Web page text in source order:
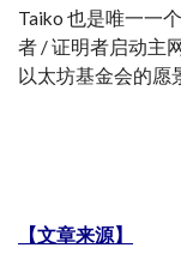
Taiko 也是唯一一
者 / 证明者启动主
以太坊基金会的愿
【文章来源】